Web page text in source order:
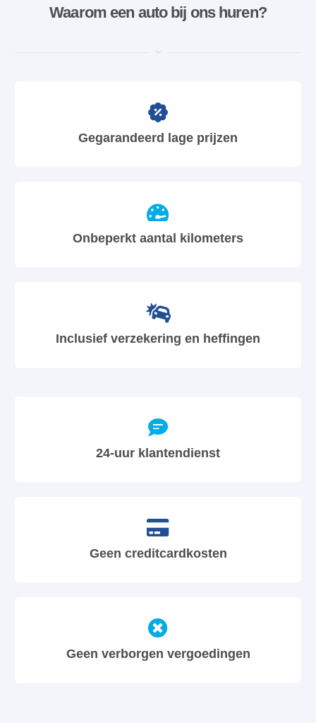
Waarom een ​​auto bij ons huren?
Gegarandeerd lage prijzen
Onbeperkt aantal kilometers
Inclusief verzekering en heffingen
24-uur klantendienst
Geen creditcardkosten
Geen verborgen vergoedingen